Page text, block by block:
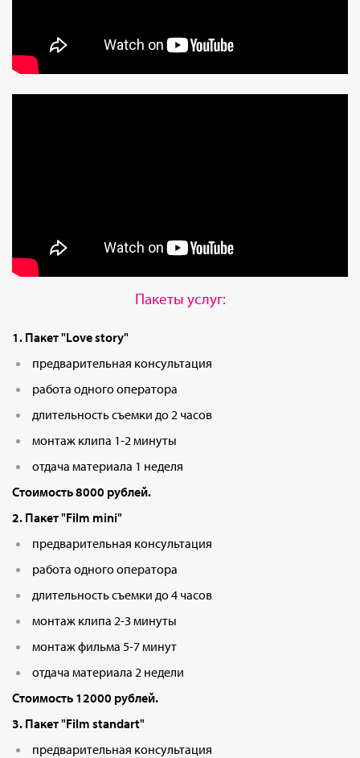
Пакеты услуг:
1. Пакет "Love story"
предварительная консультация
работа одного оператора
длительность съемки до 2 часов
монтаж клипа 1-2 минуты
отдача материала 1 неделя
Стоимость 8000 рублей.
2. Пакет "Film mini"
предварительная консультация
работа одного оператора
длительность съемки до 4 часов
монтаж клипа 2-3 минуты
монтаж фильма 5-7 минут
отдача материала 2 недели
Стоимость 12000 рублей.
3. Пакет "Film standart"
предварительная консультация